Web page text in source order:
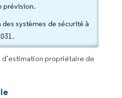
prévision.
systèmes de sécurité à
d’estimation propriétaire de